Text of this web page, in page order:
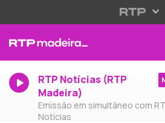
RTP Notícias (RTP
Madeira)
Emissão em simultâneo com
Notícias